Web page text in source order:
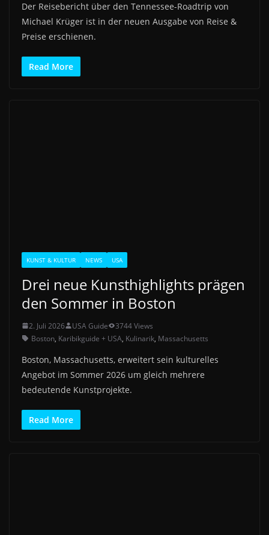
Der Reisebericht über den Tennessee-Roadtrip von
Michael Krüger ist in der neuen Ausgabe von Reise &
Preise erschienen.
Read More
KUNST & KULTUR NEWS USA
Drei neue Kunsthighlights prägen
den Sommer in Boston
2. Juli 2026 USA Guide
3744 Views
Boston, Karibikguide + USA, Kulinarik, Massachusetts
Boston, Massachusetts, erweitert sein kulturelles
Angebot im Sommer 2026 um gleich mehrere
bedeutende Kunstprojekte.
Read More